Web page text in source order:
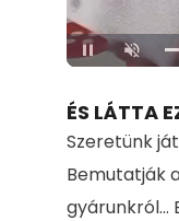
Unmute
ÉS LÁTTA
Szeretünk
Bemutatják
gyárunkról...